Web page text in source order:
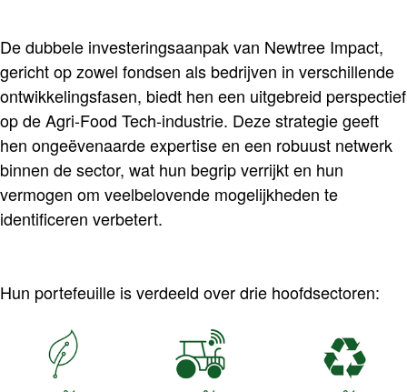
De dubbele investeringsaanpak van Newtree Impact,
gericht op zowel fondsen als bedrijven in verschillende
ontwikkelingsfasen, biedt hen een uitgebreid perspectief
op de Agri-Food Tech-industrie. Deze strategie geeft
hen ongeëvenaarde expertise en een robuust netwerk
binnen de sector, wat hun begrip verrijkt en hun
vermogen om veelbelovende mogelijkheden te
identificeren verbetert.
Hun portefeuille is verdeeld over drie hoofdsectoren: